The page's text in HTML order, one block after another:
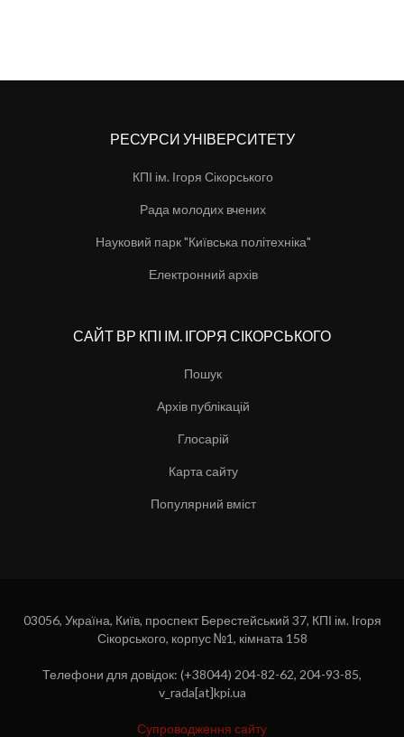
РЕСУРСИ УНІВЕРСИТЕТУ
КПІ ім. Ігоря Сікорського
Рада молодих вчених
Науковий парк "Київська політехніка"
Електронний архів
САЙТ ВР КПІ ІМ. ІГОРЯ СІКОРСЬКОГО
Пошук
Архів публікацій
Глосарій
Карта сайту
Популярний вміст
03056, Україна, Київ, проспект Берестейський 37, КПІ ім. Ігоря
Сікорського, корпус №1, кімната 158
Телефони для довідок: (+38044) 204-82-62, 204-93-85,
v_rada[at]kpi.ua
Супроводження сайту